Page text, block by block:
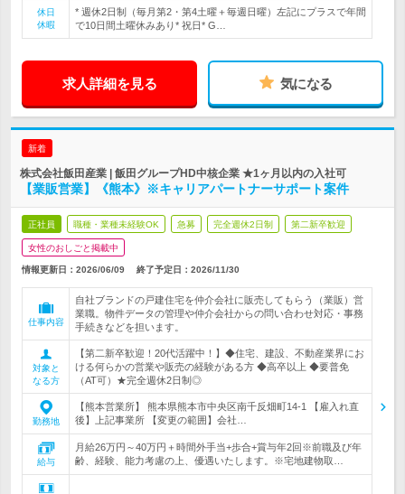
休日
休暇
* 週休2日制（毎月第2・第4土曜＋毎週日曜）左記にプラスで年間
で10日間土曜休みあり* 祝日* G…
求人詳細を見る 気になる
新着
株式会社飯田産業 | 飯田グループHD中核企業 ★1ヶ月以内の入社可
【業販営業】《熊本》※キャリアパートナーサポート案件
正社員 職種・業種未経験OK 急募 完全週休2日制 第二新卒歓迎
女性のおしごと掲載中
情報更新日：2026/06/09 終了予定日： 2026/11/30
仕事内容
自社ブランドの戸建住宅を仲介会社に販売してもらう（業販）営
業職。物件データの管理や仲介会社からの問い合わせ対応・事務
手続きなどを担います。
対象と
なる方
【第二新卒歓迎！20代活躍中！】◆住宅、建設、不動産業界にお
ける何らかの営業や販売の経験がある方 ◆高卒以上 ◆要普免
（AT可）★完全週休2日制◎
勤務地
【熊本営業所】 熊本県熊本市中央区南千反畑町14-1 【雇入れ直
後】上記事業所 【変更の範囲】会社…
給与
月給26万円～40万円＋時間外手当+歩合+賞与年2回※前職及び年
齢、経験、能力考慮の上、優遇いたします。※宅地建物取…